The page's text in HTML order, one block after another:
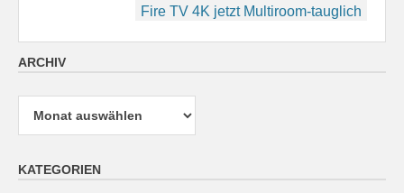
Fire TV 4K jetzt Multiroom-tauglich
ARCHIV
Archiv
KATEGORIEN